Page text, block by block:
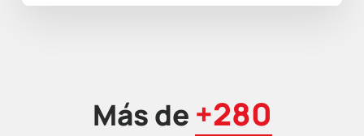
Más de +280